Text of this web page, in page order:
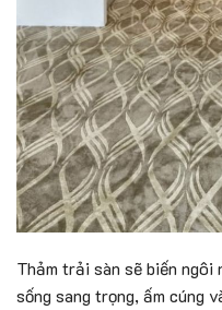
Thảm trải sàn sẽ biến ngôi
sống sang trọng, ấm cúng